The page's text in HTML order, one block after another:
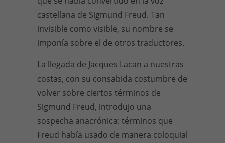
castellana de Sigmund Freud. Tan
invisible como visible, su nombre se
imponía sobre el de otros traductores.
La llegada de Jacques Lacan a nuestras
costas, con su consabida costumbre de
volver sobre ciertos términos de
Sigmund Freud, introdujo una
sospecha anacrónica: términos que
Freud había usado de manera coloquial